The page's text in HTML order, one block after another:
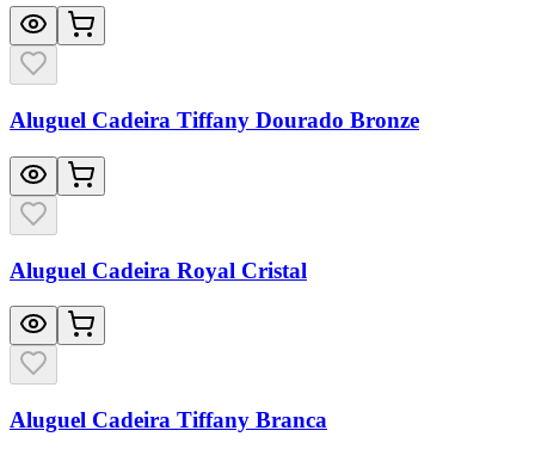
Aluguel Cadeira Tiffany Dourado Bronze
Aluguel Cadeira Royal Cristal
Aluguel Cadeira Tiffany Branca